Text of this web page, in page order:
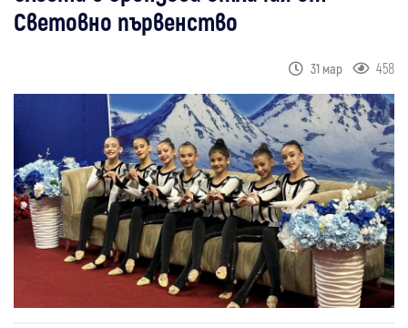
Световно първенство
31 мар 458